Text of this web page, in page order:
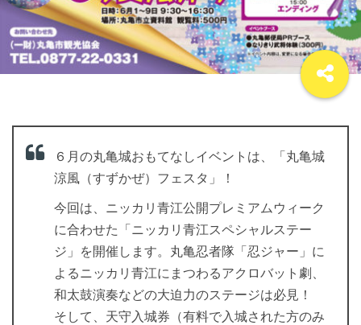
６月の丸亀城おもてなしイベントは、「丸亀城
涼風（すずかぜ）フェスタ」！
今回は、ニッカリ青江公開プレミアムウィーク
に合わせた「ニッカリ青江スペシャルステー
ジ」を開催します。丸亀忍者隊「忍ジャー」に
よるニッカリ青江にまつわるアクロバット劇、
和太鼓演奏などの大迫力のステージは必見！
そして、天守入城券（有料で入城された方のみ